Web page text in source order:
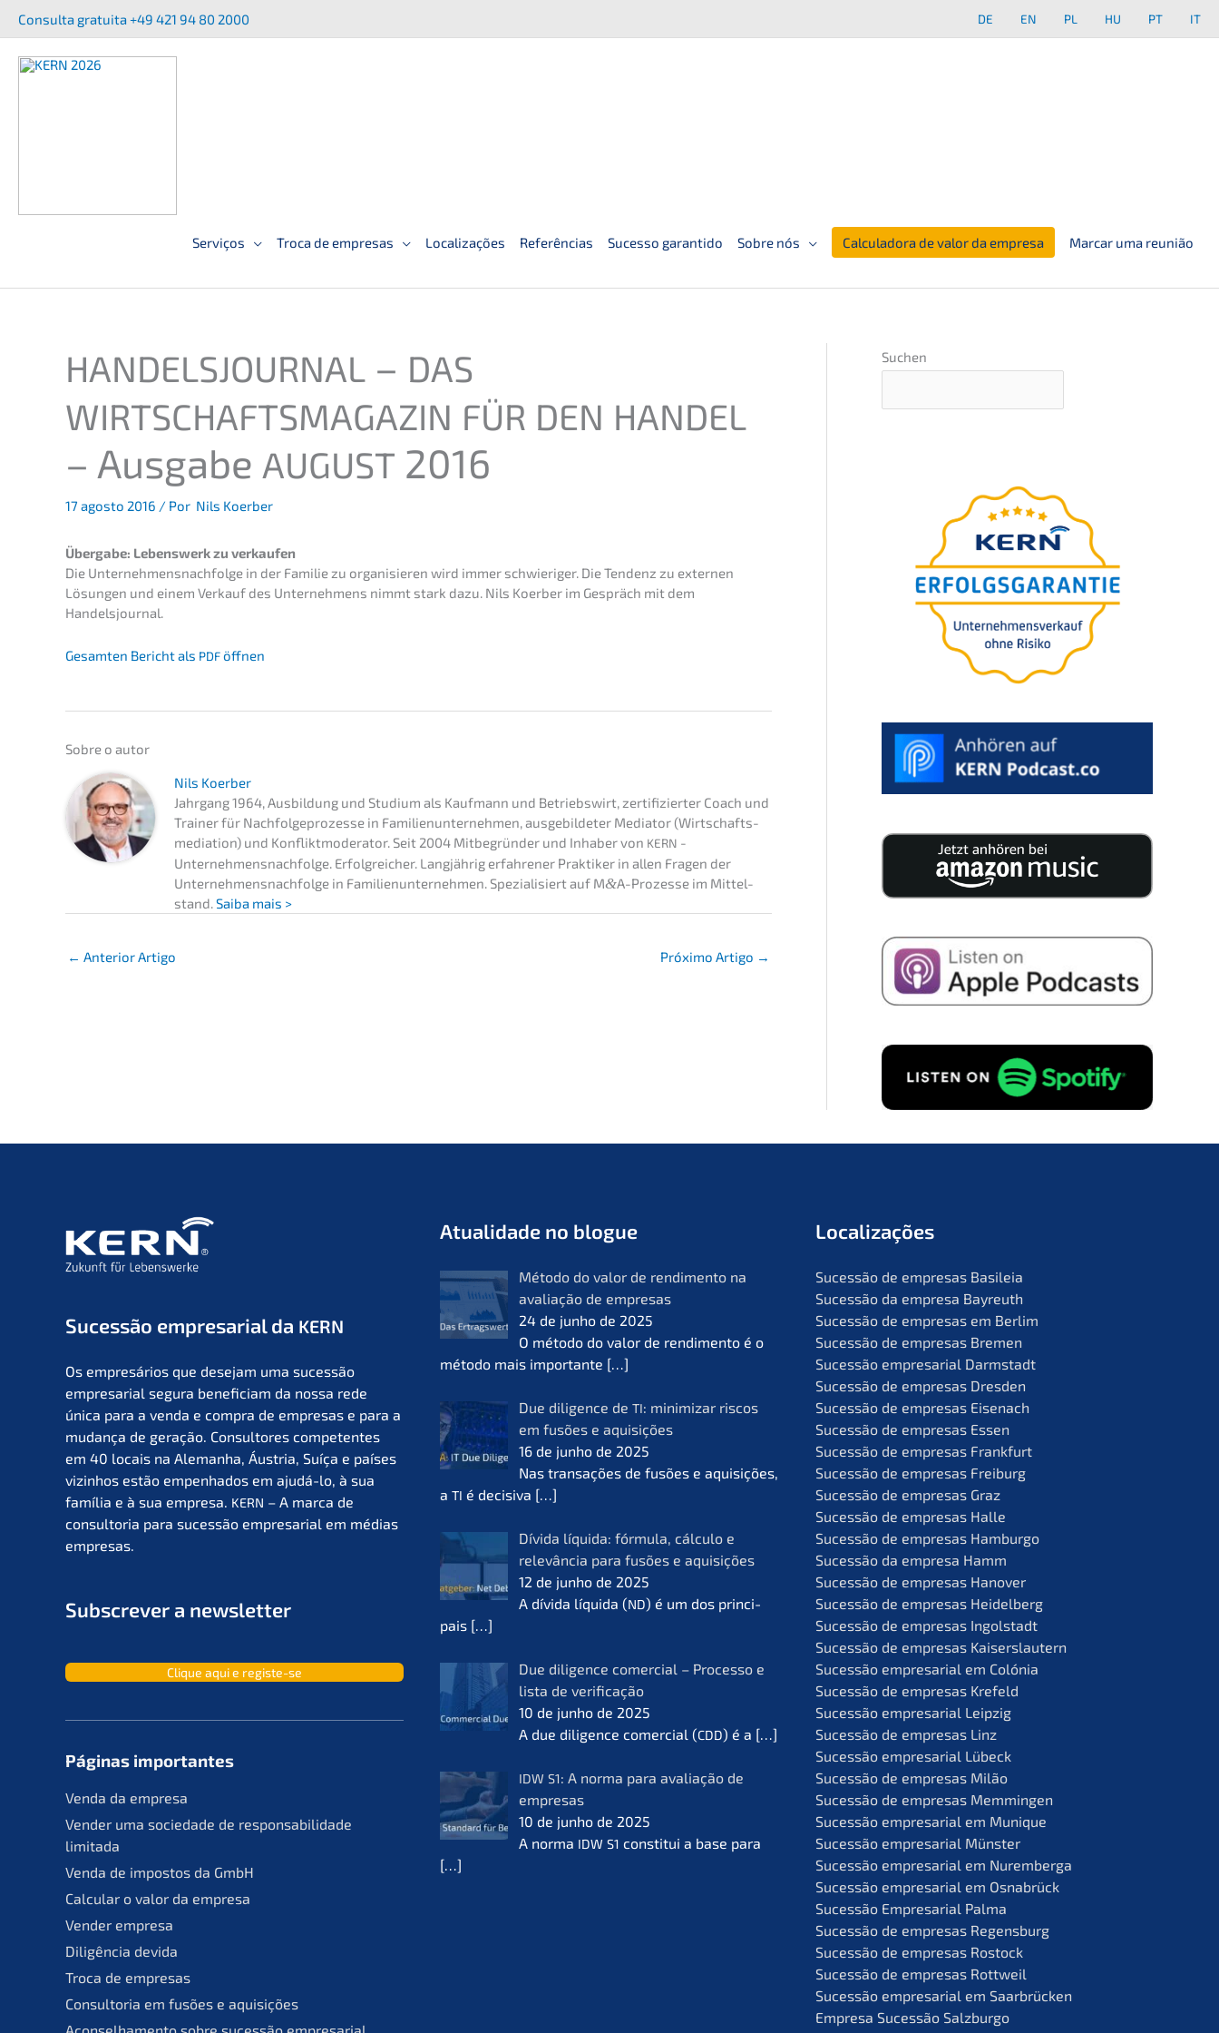
para
conteúdo
Consul­ta gratui­ta +49 421 94 80 2000 DE EN PL HU PT IT
Serviços Troca de empresas Localizações Referências Sucesso garantido Sobre nós Calculadora de valor da empresa Marcar uma reunião
HANDELSJOURNAL – DAS
WIRTSCHAFTSMAGAZIN FÜR DEN HANDEL
– Ausga­be AUGUST 2016
17 agosto 2016 / Por Nils Koerber
Überga­be: Lebens­werk zu verkaufen
Die Unternehmens­nachfolge in der Familie zu organi­sie­ren wird immer schwie­ri­ger. Die Tendenz zu exter­nen
Lösun­gen und einem Verkauf des Unter­neh­mens nimmt stark dazu. Nils Koerber im Gespräch mit dem
Handelsjournal.
Gesam­ten Bericht als PDFöffnen
Sobre o autor
Nils Koerber
Jahrgang 1964, Ausbil­dung und Studi­um als Kaufmann und Betriebs­wirt, zerti­fi­zier­ter Coach und
Trainer für Nachfol­ge­pro­zes­se in Famili­en­un­ter­neh­men, ausge­bil­de­ter Media­tor (Wirtschafts­
me­dia­ti­on) und Konflikt­mo­de­ra­tor. Seit 2004 Mitbe­grün­der und Inhaber von KERN -
Unternehmens­nachfolge. Erfolg­rei­cher. Langjäh­rig erfah­re­ner Prakti­ker in allen Fragen der
Unternehmens­nachfolge in Famili­en­un­ter­neh­men. Spezia­li­siert auf M&A-Prozesse im Mittel­
stand.Saiba mais >
← Anterior Artigo Próxi­mo Artigo →
Suchen
guia defini­tivo
para a suces­são da
sua empresa
páginas reple­tas de conhe­ci­men­to
para a suces­são da sua empresa.
to dos meus dados para receber
e-mails sobre suces­são empre­
sa­ri­al, de acordo comPolíti­ca de
Suces­são empre­sa­ri­al da KERN
Os empresá­ri­os que desejam uma suces­são
empre­sa­ri­al segura benefi­ci­am da nossa rede
única para a venda e compra de empre­sas e para a
mudan­ça de geração. Consul­to­res compe­ten­tes
em 40 locais na Aleman­ha, Áustria, Suíça e países
vizin­hos estão empen­ha­dos em ajudá-lo, à sua
família e à sua empre­sa. KERN – A marca de
consult­oria para suces­são empre­sa­ri­al em médias
empresas.
Subscrever a newsletter
Clique aqui e registe-se
Páginas importan­tes
Venda da empresa
Vender uma socie­da­de de responsa­bil­ida­de
limitada
Venda de impos­tos da GmbH
Calcu­lar o valor da empresa
Vender empre­sa
Diligên­cia devida
Troca de empresas
Consult­oria em fusões e aquisições
Atual­i­da­de no blogue
Método do valor de rendi­men­to na
avalia­ção de empre­sas
24 de junho de 2025
O método do valor de rendi­men­to é o
método mais importan­te […]
Due diligence deTI: minimi­zar riscos
em fusões e aquisi­ções
16 de junho de 2025
Nas transa­ções de fusões e aquisi­ções,
aTI é decisi­va […]
Dívida líqui­da: fórmu­la, cálcu­lo e
relevân­cia para fusões e aquisi­ções
12 de junho de 2025
A dívida líqui­da (ND) é um dos princi­
pais […]
Due diligence comer­cial – Proces­so e
lista de verifi­ca­ção
10 de junho de 2025
A due diligence comer­cial (CDD) é a […]
IDW S1: A norma para avalia­ção de
empre­sas
10 de junho de 2025
A norma IDW S1 consti­tui a base para
[…]
Locali­za­ções
Suces­são de empre­sas Basileia
Suces­são da empre­sa Bayreuth
Suces­são de empre­sas em Berlim
Suces­são de empre­sas Bremen
Suces­são empre­sa­ri­al Darmstadt
Suces­são de empre­sas Dresden
Suces­são de empre­sas Eisenach
Suces­são de empre­sas Essen
Suces­são de empre­sas Frankfurt
Suces­são de empre­sas Freiburg
Suces­são de empre­sas Graz
Suces­são de empre­sas Halle
Suces­são de empre­sas Hamburgo
Suces­são da empre­sa Hamm
Suces­são de empre­sas Hanover
Suces­são de empre­sas Heidelberg
Suces­são de empre­sas Ingolstadt
Suces­são de empre­sas Kaiserslautern
Suces­são empre­sa­ri­al em Colónia
Suces­são de empre­sas Krefeld
Suces­são empre­sa­ri­al Leipzig
Suces­são de empre­sas Linz
Suces­são empre­sa­ri­al Lübeck
Suces­são de empre­sas Milão
Suces­são de empre­sas Memmingen
Suces­são empre­sa­ri­al em Munique
Suces­são empre­sa­ri­al Münster
Suces­são empre­sa­ri­al em Nuremberga
Suces­são empre­sa­ri­al em Osnabrück
Suces­são Empre­sa­ri­al Palma
Suces­são de empre­sas Regensburg
Suces­são de empre­sas Rostock
Suces­são de empre­sas Rottweil
Suces­são empre­sa­ri­al em Saarbrücken
Empre­sa Suces­são Salzburgo